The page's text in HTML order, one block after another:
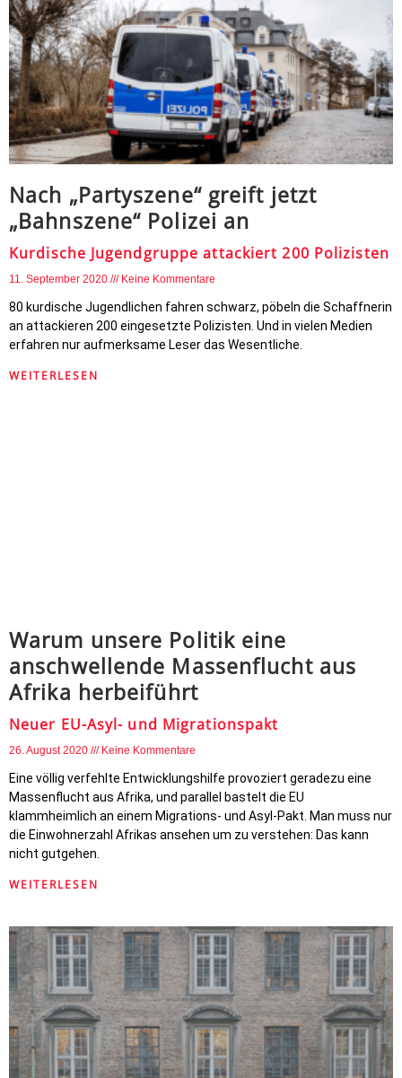
Nach „Partyszene“ greift jetzt
„Bahnszene“ Polizei an
Kurdische Jugendgruppe attackiert 200 Polizisten
11. September 2020 Keine Kommentare
80 kurdische Jugendlichen fahren schwarz, pöbeln die Schaffnerin
an attackieren 200 eingesetzte Polizisten. Und in vielen Medien
erfahren nur aufmerksame Leser das Wesentliche.
WEITERLESEN
Warum unsere Politik eine
anschwellende Massenflucht aus
Afrika herbeiführt
Neuer EU-Asyl- und Migrationspakt
26. August 2020 Keine Kommentare
Eine völlig verfehlte Entwicklungshilfe provoziert geradezu eine
Massenflucht aus Afrika, und parallel bastelt die EU
klammheimlich an einem Migrations- und Asyl-Pakt. Man muss nur
die Einwohnerzahl Afrikas ansehen um zu verstehen: Das kann
nicht gutgehen.
WEITERLESEN